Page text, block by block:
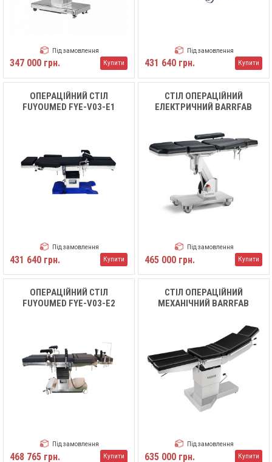
Під замовлення
347 000 грн. Купити
Під замовлення
431 640 грн. Купити
ОПЕРАЦІЙНИЙ СТІЛ
FUYOUMED FYE-V03-E1
Під замовлення
431 640 грн. Купити
СТІЛ ОПЕРАЦІЙНИЙ
ЕЛЕКТРИЧНИЙ BARRFAB
Під замовлення
465 000 грн. Купити
ОПЕРАЦІЙНИЙ СТІЛ
FUYOUMED FYE-V03-E2
Під замовлення
468 765 грн. Купити
СТІЛ ОПЕРАЦІЙНИЙ
МЕХАНІЧНИЙ BARRFAB
Під замовлення
635 000 грн. Купити